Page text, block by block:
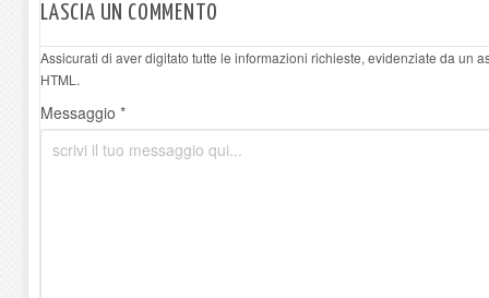
LASCIA UN COMMENTO
Assicurati di aver digitato tutte le informazioni richieste, evidenziate da un
HTML.
Messaggio *